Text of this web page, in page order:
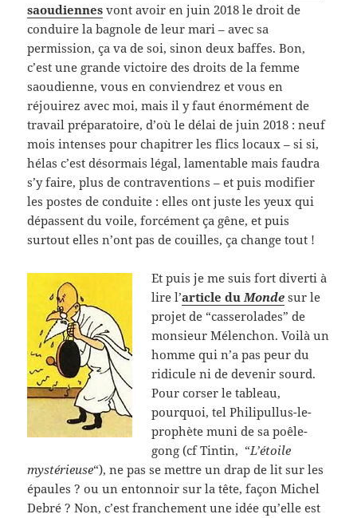
saoudiennes vont avoir en juin 2018 le droit de
conduire la bagnole de leur mari – avec sa
permission, ça va de soi, sinon deux baffes. Bon,
c’est une grande victoire des droits de la femme
saoudienne, vous en conviendrez et vous en
réjouirez avec moi, mais il y faut énormément de
travail préparatoire, d’où le délai de juin 2018 : neuf
mois intenses pour chapitrer les flics locaux – si si,
hélas c’est désormais légal, lamentable mais faudra
s’y faire, plus de contraventions – et puis modifier
les postes de conduite : elles ont juste les yeux qui
dépassent du voile, forcément ça gêne, et puis
surtout elles n’ont pas de couilles, ça change tout !
Et puis je me suis fort diverti à
lire l’article duMonde sur le
projet de “casserolades” de
monsieur Mélenchon. Voilà un
homme qui n’a pas peur du
ridicule ni de devenir sourd.
Pour corser le tableau,
pourquoi, tel Philipullus-le-
prophète muni de sa poêle-
gong (cf Tintin, “L’étoile
mystérieuse“), ne pas se mettre un drap de lit sur les
épaules ? ou un entonnoir sur la tête, façon Michel
Debré ? Non, c’est franchement une idée qu’elle est